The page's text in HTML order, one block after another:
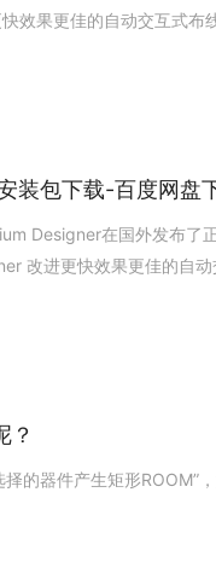
快效果更佳的自动交互式布
装包下载-百度网盘
ium Designer在国外发布了
er 改进更快效果更佳的自动
？
择的器件产生矩形ROOM” ，